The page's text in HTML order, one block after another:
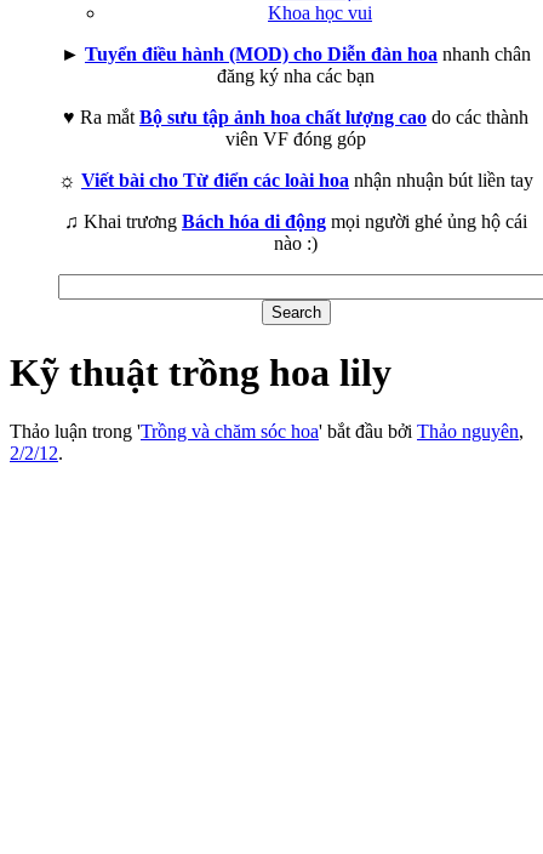
Khoa học vui
► Tuyển điều hành (MOD) cho Diễn đàn hoa nhanh chân
đăng ký nha các bạn
♥ Ra mắt Bộ sưu tập ảnh hoa chất lượng cao do các thành
viên VF đóng góp
☼ Viết bài cho Từ điển các loài hoa nhận nhuận bút liền tay
♫ Khai trương Bách hóa di động mọi người ghé ủng hộ cái
nào :)
Kỹ thuật trồng hoa lily
Thảo luận trong 'Trồng và chăm sóc hoa' bắt đầu bởi Thảo nguyên,
2/2/12.